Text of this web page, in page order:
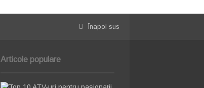
Înapoi sus
Articole populare